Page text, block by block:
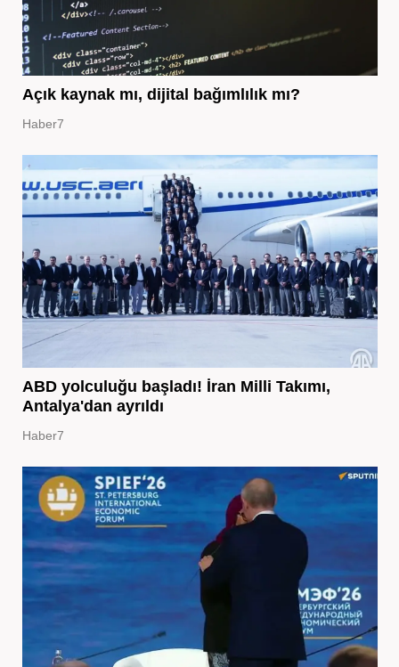
Açık kaynak mı, dijital bağımlılık mı?
Haber7
ABD yolculuğu başladı! İran Milli Takımı,
Antalya'dan ayrıldı
Haber7